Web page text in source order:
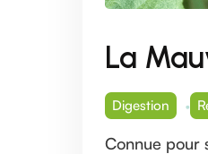
La
Digestion
Connue pour